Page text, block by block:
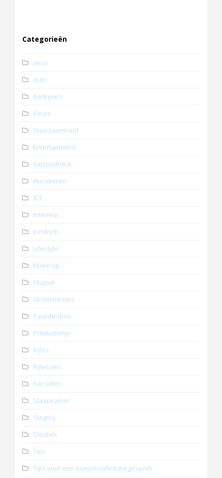
Categorieën
airco
auto
Bedrijven
Beurs
Duurzaamheid
Entertainment
Gezondheid
Huisdieren
ICT
Interieur
Juridisch
Lifestyle
Make up
Muziek
Ondernemen
Paardenbox
Productielijn
Rijles
Rijlessen
Sieraden
Slaapkamer
Slagerij
Sleutels
Tips
Tips voor een soepel sollicitatiegesprek